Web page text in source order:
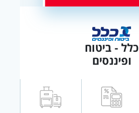
כלל - ביטוח
ופיננסים